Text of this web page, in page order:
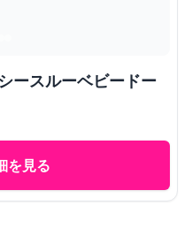
ースルーベビードー
を見る